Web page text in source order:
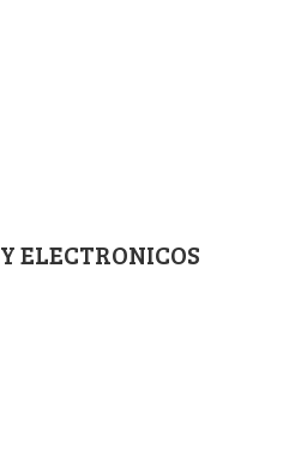
Y ELECTRONICOS